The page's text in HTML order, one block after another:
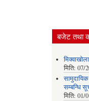
बजेट तथा
मिति: 07/
सम्बन्धि
मिति: 01/